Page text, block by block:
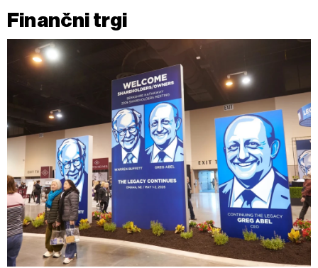
Finančni trgi